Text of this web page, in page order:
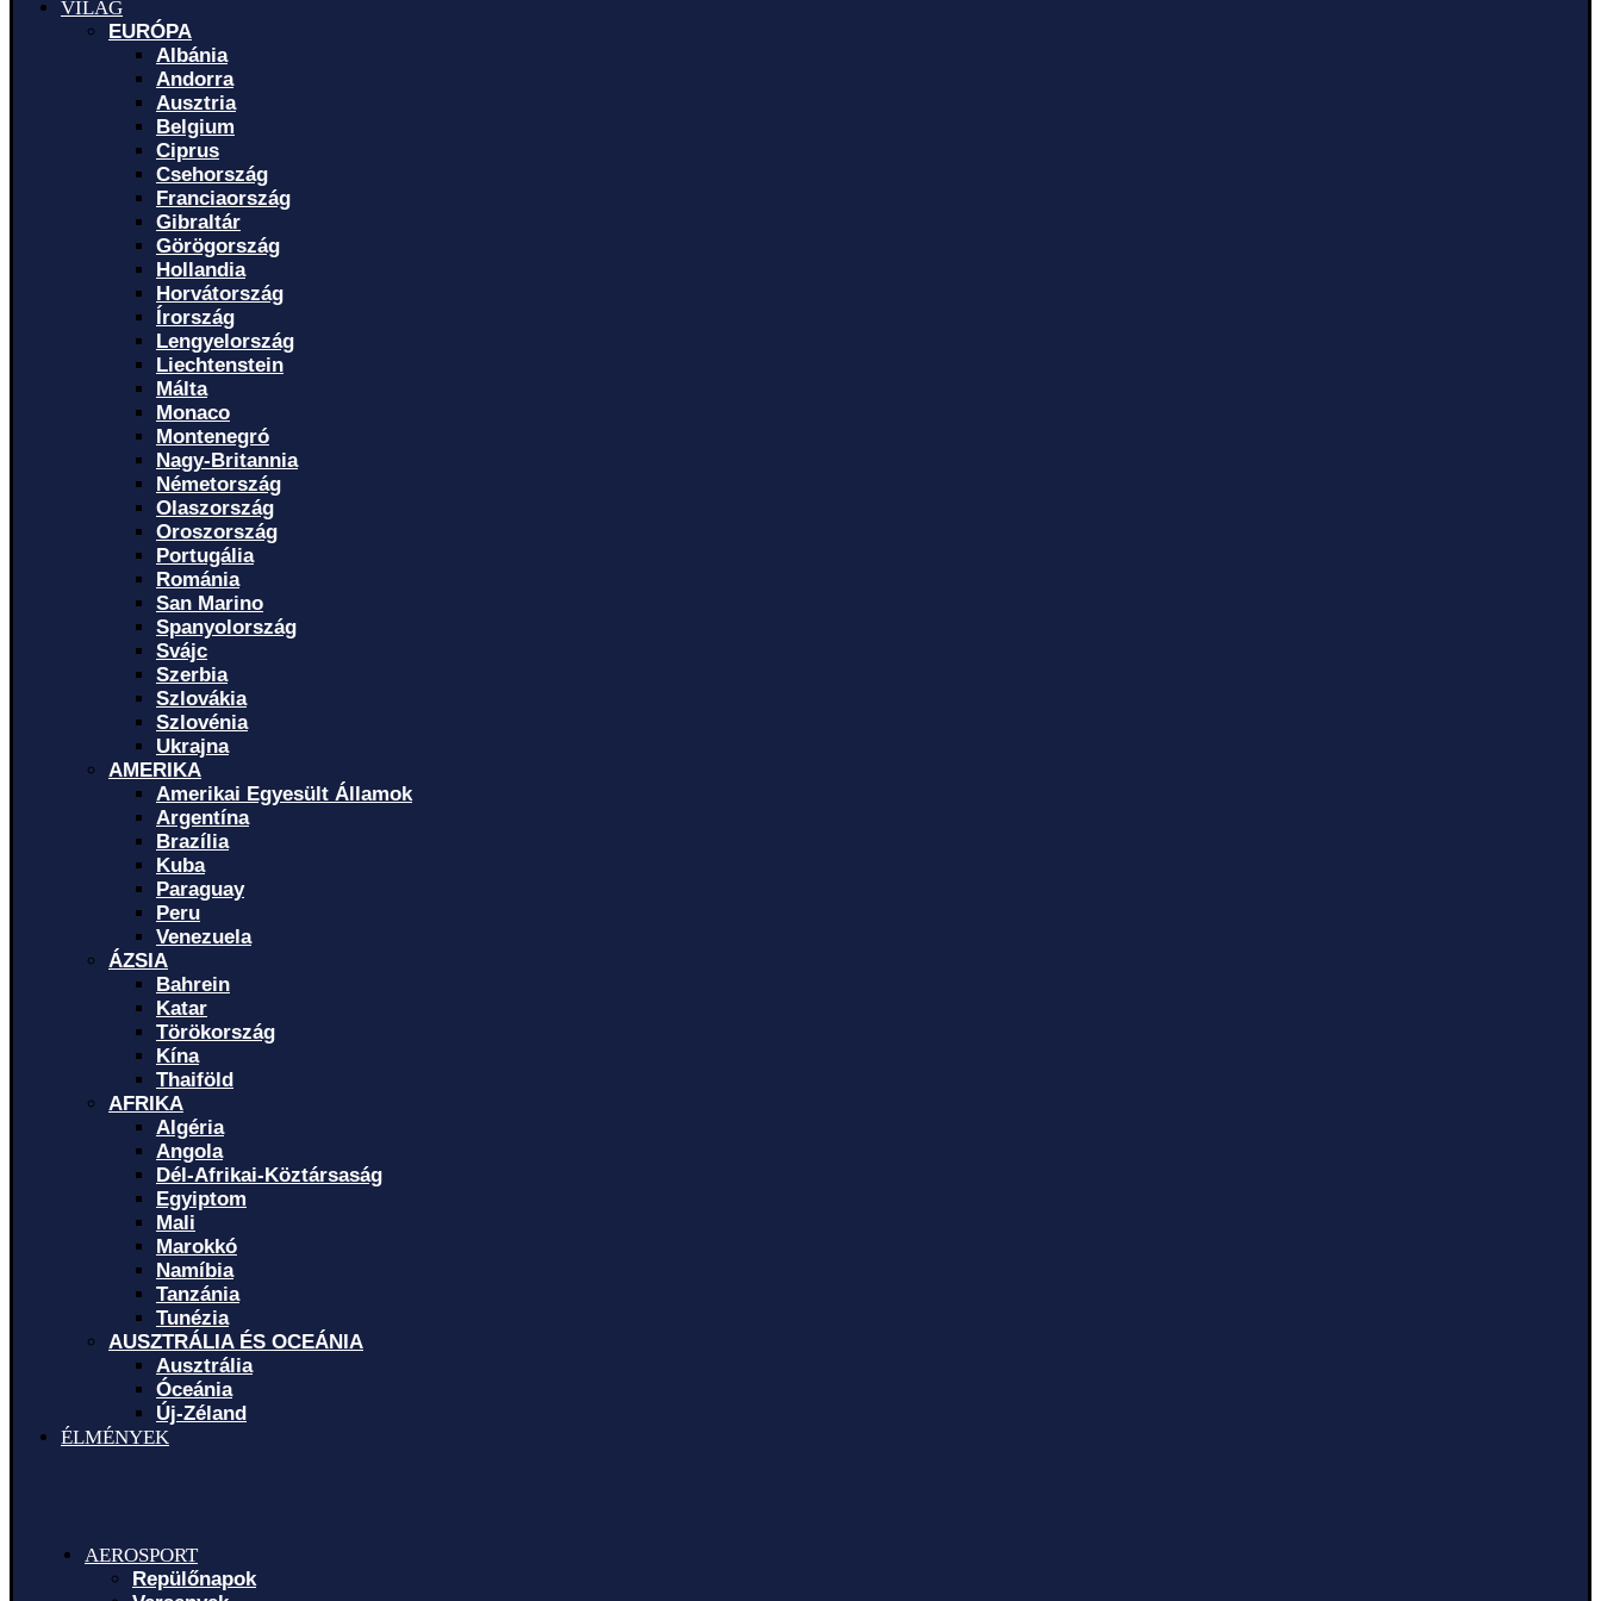
VILÁG
EURÓPA
Albánia
Andorra
Ausztria
Belgium
Ciprus
Csehország
Franciaország
Gibraltár
Görögország
Hollandia
Horvátország
Írország
Lengyelország
Liechtenstein
Málta
Monaco
Montenegró
Nagy-Britannia
Németország
Olaszország
Oroszország
Portugália
Románia
San Marino
Spanyolország
Svájc
Szerbia
Szlovákia
Szlovénia
Ukrajna
AMERIKA
Amerikai Egyesült Államok
Argentína
Brazília
Kuba
Paraguay
Peru
Venezuela
ÁZSIA
Bahrein
Katar
Törökország
Kína
Thaiföld
AFRIKA
Algéria
Angola
Dél-Afrikai-Köztársaság
Egyiptom
Mali
Marokkó
Namíbia
Tanzánia
Tunézia
AUSZTRÁLIA ÉS OCEÁNIA
Ausztrália
Óceánia
Új-Zéland
ÉLMÉNYEK
AEROSPORT
Repülőnapok